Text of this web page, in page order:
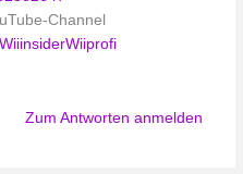
Channel
Zum Antworten anmelden